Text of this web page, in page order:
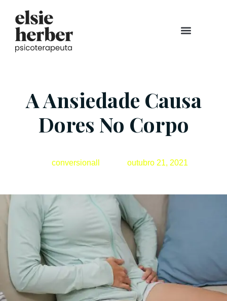
A Ansiedade Causa
Dores No Corpo
conversionall outubro 21, 2021